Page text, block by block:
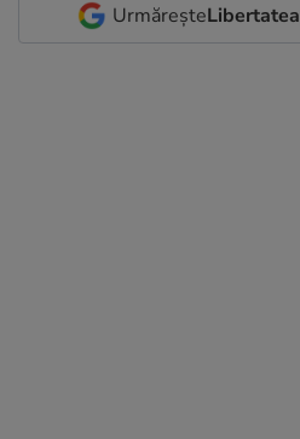
UrmăreșteLibertatea